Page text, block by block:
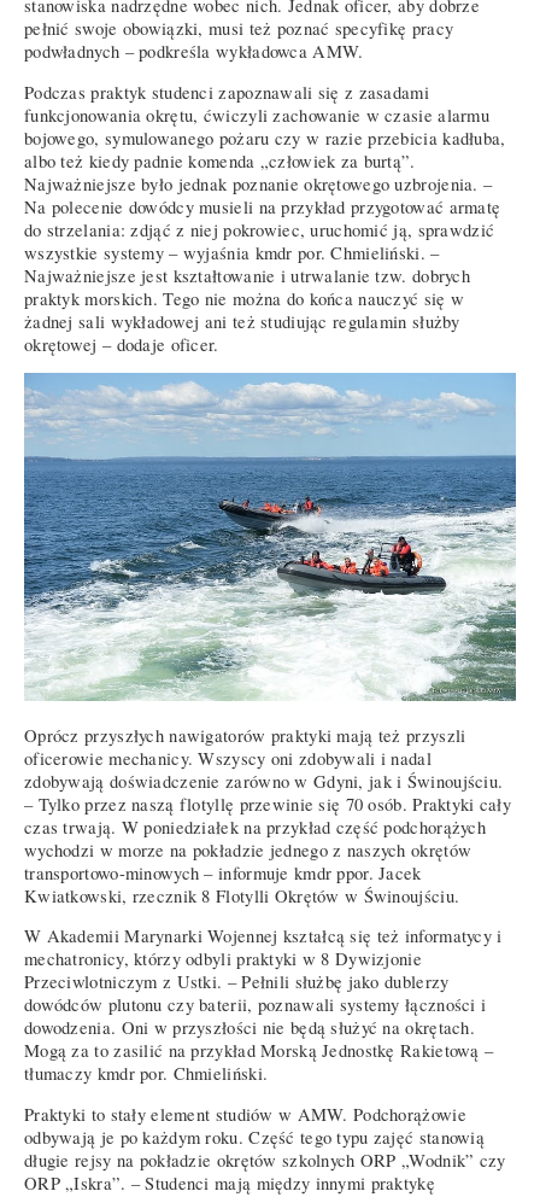
stanowiska nadrzędne wobec nich. Jednak oficer, aby dobrze
pełnić swoje obowiązki, musi też poznać specyfikę pracy
podwładnych – podkreśla wykładowca AMW.
Podczas praktyk studenci zapoznawali się z zasadami
funkcjonowania okrętu, ćwiczyli zachowanie w czasie alarmu
bojowego, symulowanego pożaru czy w razie przebicia kadłuba,
albo też kiedy padnie komenda „człowiek za burtą”.
Najważniejsze było jednak poznanie okrętowego uzbrojenia. –
Na polecenie dowódcy musieli na przykład przygotować armatę
do strzelania: zdjąć z niej pokrowiec, uruchomić ją, sprawdzić
wszystkie systemy – wyjaśnia kmdr por. Chmieliński. –
Najważniejsze jest kształtowanie i utrwalanie tzw. dobrych
praktyk morskich. Tego nie można do końca nauczyć się w
żadnej sali wykładowej ani też studiując regulamin służby
okrętowej – dodaje oficer.
Oprócz przyszłych nawigatorów praktyki mają też przyszli
oficerowie mechanicy. Wszyscy oni zdobywali i nadal
zdobywają doświadczenie zarówno w Gdyni, jak i Świnoujściu.
– Tylko przez naszą flotyllę przewinie się 70 osób. Praktyki cały
czas trwają. W poniedziałek na przykład część podchorążych
wychodzi w morze na pokładzie jednego z naszych okrętów
transportowo-minowych – informuje kmdr ppor. Jacek
Kwiatkowski, rzecznik 8 Flotylli Okrętów w Świnoujściu.
W Akademii Marynarki Wojennej kształcą się też informatycy i
mechatronicy, którzy odbyli praktyki w 8 Dywizjonie
Przeciwlotniczym z Ustki. – Pełnili służbę jako dublerzy
dowódców plutonu czy baterii, poznawali systemy łączności i
dowodzenia. Oni w przyszłości nie będą służyć na okrętach.
Mogą za to zasilić na przykład Morską Jednostkę Rakietową –
tłumaczy kmdr por. Chmieliński.
Praktyki to stały element studiów w AMW. Podchorążowie
odbywają je po każdym roku. Część tego typu zajęć stanowią
długie rejsy na pokładzie okrętów szkolnych ORP „Wodnik” czy
ORP „Iskra”. – Studenci mają między innymi praktykę